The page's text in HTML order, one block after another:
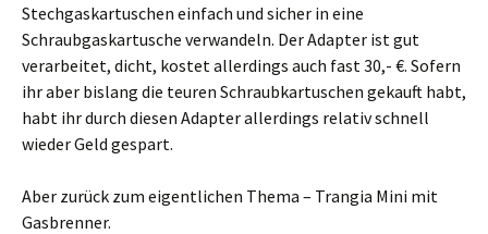
Stechgaskartuschen einfach und sicher in eine
Schraubgaskartusche verwandeln. Der Adapter ist gut
verarbeitet, dicht, kostet allerdings auch fast 30,- €. Sofern
ihr aber bislang die teuren Schraubkartuschen gekauft habt,
habt ihr durch diesen Adapter allerdings relativ schnell
wieder Geld gespart.
Aber zurück zum eigentlichen Thema – Trangia Mini mit
Gasbrenner.